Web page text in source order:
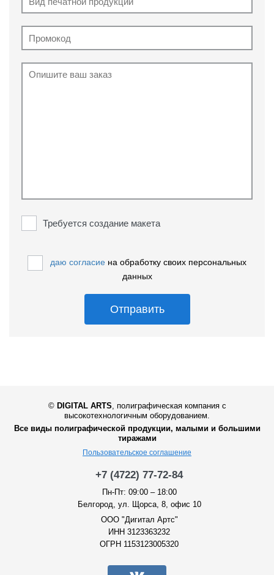
Требуется создание макета
даю согласие на обработку своих персональных
данных
Отправить
© DIGITAL ARTS
полиграфическая компания с
высокотехнологичным оборудованием.
Все виды полиграфической продукции, малыми и большими
тиражами
Пользовательское соглашение
+7 (4722) 77-72-84
Пн-Пт: 09:00 – 18:00
Белгород, ул. Щорса, 8, офис 10
ООО "Дигитал Артс"
ИНН 3123363232
ОГРН 1153123005320